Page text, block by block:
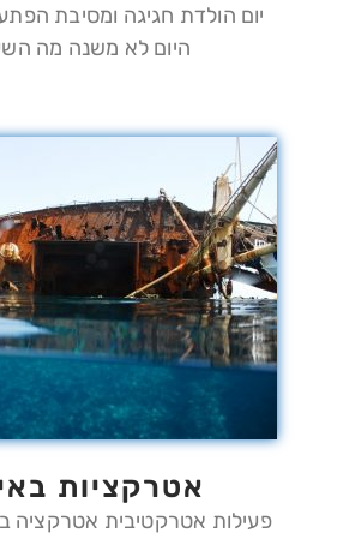
יום הולדת חגיגה ומסיבת
היום לא משנה מה
אטרקציות
פעילות אטרקטיבית אטרקציה